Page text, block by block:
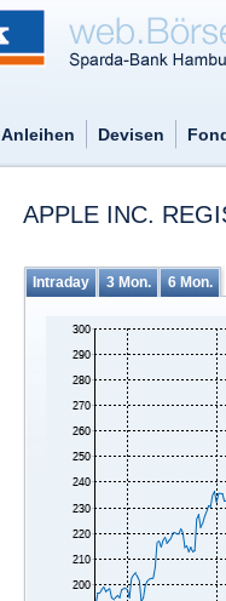
Anleihen Devisen
APPLE INC.
Intraday 3 Mon. 6 Mon.